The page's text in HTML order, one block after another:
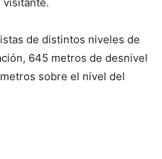
de distintos niveles de
645 metros de desnivel
sobre el nivel del